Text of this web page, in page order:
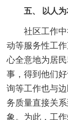
五、 以人
社区工作中
动等服务性工
心全意地为居
事，得到他们
询等工作也与
务质量直接关
象。为此，工